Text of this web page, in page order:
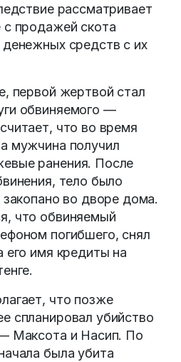
рассматривает
с продажей скота
средств с их
первой жертвой стал
обвиняемого —
что во время
мужчина получил
ранения. После
тело было
закопано во дворе дома.
что обвиняемый
погибшего, снял
его имя кредиты на
что позже
спланировал убийство
Максота и Насип. По
была убита